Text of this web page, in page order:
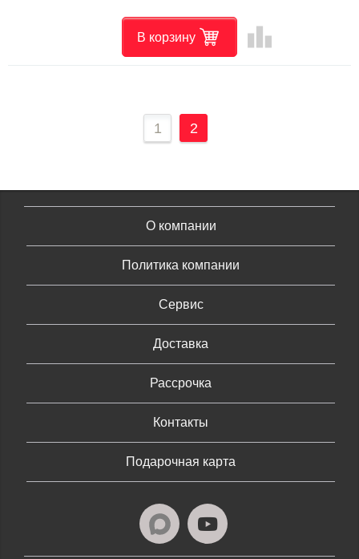
В корзину leaderboard
1 2
О компании
Политика компании
Сервис
Доставка
Рассрочка
Контакты
Подарочная карта